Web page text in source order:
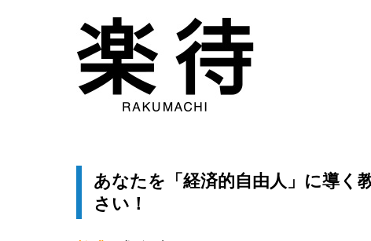
あなたを「経済的自由人」に導く
さい！